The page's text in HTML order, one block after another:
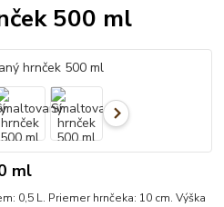
500 ml
ml
0,5 L. Priemer hrnčeka: 10 cm. Výška